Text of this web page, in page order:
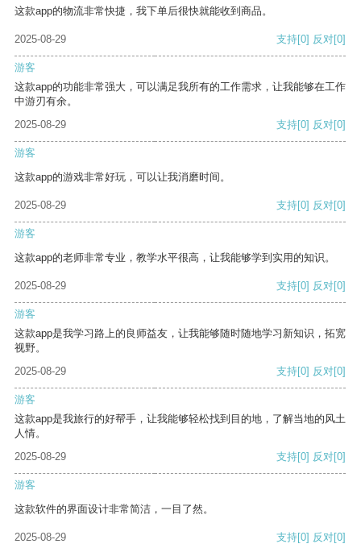
这款app的物流非常快捷，我下单后很快就能收到商品。
2025-08-29 支持[0] 反对[0]
游客
这款app的功能非常强大，可以满足我所有的工作需求，让我能够在工作
中游刃有余。
2025-08-29
支持[0] 反对[0]
游客
这款app的游戏非常好玩，可以让我消磨时间。
2025-08-29 支持[0] 反对[0]
游客
这款app的老师非常专业，教学水平很高，让我能够学到实用的知识。
2025-08-29 支持[0] 反对[0]
游客
这款app是我学习路上的良师益友，让我能够随时随地学习新知识，拓宽
视野。
2025-08-29
支持[0] 反对[0]
游客
这款app是我旅行的好帮手，让我能够轻松找到目的地，了解当地的风土
人情。
2025-08-29
支持[0] 反对[0]
游客
这款软件的界面设计非常简洁，一目了然。
2025-08-29 支持[0] 反对[0]